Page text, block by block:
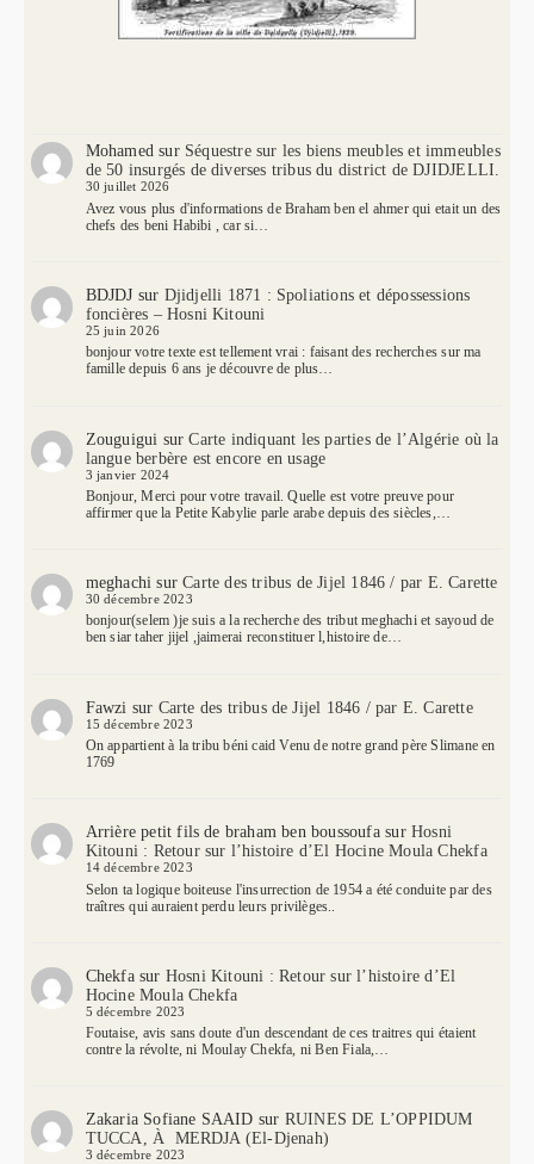
Mohamedsur Séquestre sur les biens meubles et immeubles
de 50 insurgés de diverses tribus du district de DJIDJELLI.
30 juillet 2026
Avez vous plus d'informations de Braham ben el ahmer qui etait un des
chefs des beni Habibi , car si…
BDJDJ sur Djidjelli 1871 : Spoliations et dépossessions
foncières – Hosni Kitouni
25 juin 2026
bonjour votre texte est tellement vrai : faisant des recherches sur ma
famille depuis 6 ans je découvre de plus…
Zouguigui surCarte indiquant les parties de l’Algérie où la
langue berbère est encore en usage
3 janvier 2024
Bonjour, Merci pour votre travail. Quelle est votre preuve pour
affirmer que la Petite Kabylie parle arabe depuis des siècles,…
meghachi surCarte des tribus de Jijel 1846 / par E. Carette
30 décembre 2023
bonjour(selem )je suis a la recherche des tribut meghachi et sayoud de
ben siar taher jijel ,jaimerai reconstituer l,histoire de…
Fawzi sur Carte des tribus de Jijel 1846 / par E. Carette
15 décembre 2023
On appartient à la tribu béni caid Venu de notre grand père Slimane en
1769
Arrière petit fils de braham ben boussoufasur Hosni
Kitouni : Retour sur l’histoire d’El Hocine Moula Chekfa
14 décembre 2023
Selon ta logique boiteuse l'insurrection de 1954 a été conduite par des
traîtres qui auraient perdu leurs privilèges..
Chekfasur Hosni Kitouni : Retour sur l’histoire d’El
Hocine Moula Chekfa
5 décembre 2023
Foutaise, avis sans doute d'un descendant de ces traitres qui étaient
contre la révolte, ni Moulay Chekfa, ni Ben Fiala,…
Zakaria Sofiane SAAID sur RUINES DE L’OPPIDUM
TUCCA, À MERDJA (El-Djenah)
3 décembre 2023